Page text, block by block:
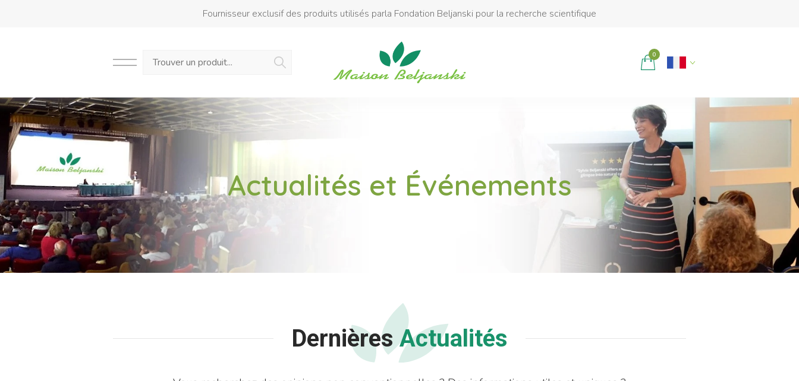
Fournisseur exclusif des produits utilisés parla Fondation Beljanski pour la recherche scientifique
0
Produit ajouté au panier
Actualités et Événements
DernièresActualités